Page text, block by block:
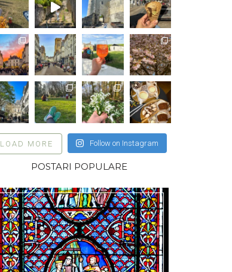
LOAD MORE Follow on Instagram
POSTARI POPULARE